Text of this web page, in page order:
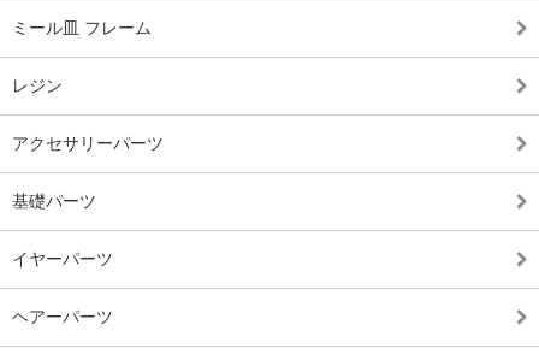
ミール皿 フレーム
レジン
アクセサリーパーツ
基礎パーツ
イヤーパーツ
ヘアーパーツ